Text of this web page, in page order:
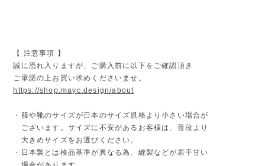
【 注意事項 】
誠に恐れ入りますが、ご購入前に以下をご確認頂き
ご承諾の上お買い求めくださいませ。
https://shop.mayc.design/about
・服や靴のサイズが日本のサイズ規格より小さい場合が
ございます。サイズに不安があるお客様は、普段より
大きめサイズをお選びください。
・日本製とは検品基準が異なる為、縫製などが若干甘い